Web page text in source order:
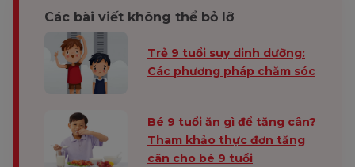
Các bài viết không thể bỏ lỡ
Trẻ 9 tuổi suy dinh dưỡng:
Các phương pháp chăm sóc
Bé 9 tuổi ăn gì để tăng cân?
Tham khảo thực đơn tăng
cân cho bé 9 tuổi